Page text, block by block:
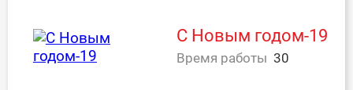
С Новым годом-19
Время работы 30